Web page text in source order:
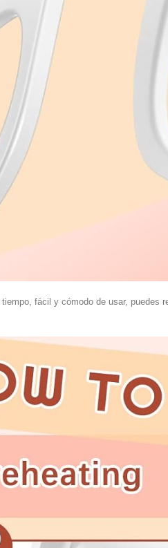
fácil y cómodo de usar, puedes